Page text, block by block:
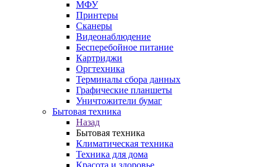
МФУ
Принтеры
Сканеры
Видеонаблюдение
Бесперебойное питание
Картриджи
Оргтехника
Терминалы сбора данных
Графические планшеты
Уничтожители бумаг
Бытовая техника
Назад
Бытовая техника
Климатическая техника
Техника для дома
Красота и здоровье